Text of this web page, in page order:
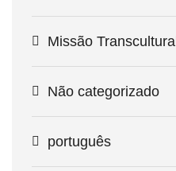
Missão Transcultural
Não categorizado
português